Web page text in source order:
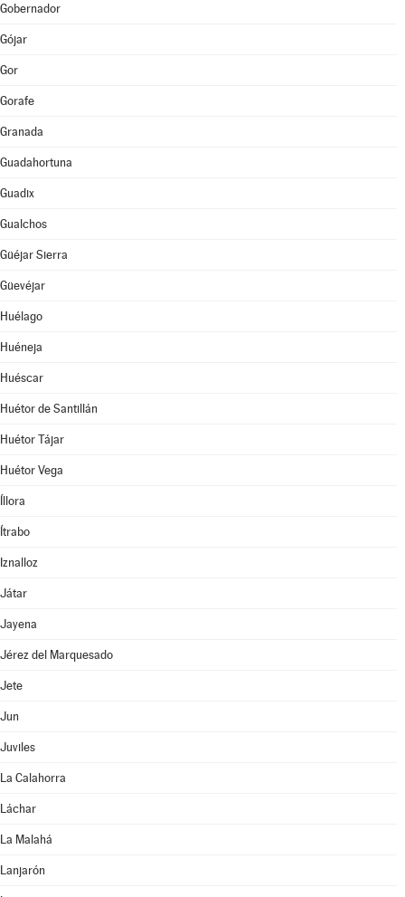
Gobernador
Gójar
Gor
Gorafe
Granada
Guadahortuna
Guadix
Gualchos
Güéjar Sierra
Güevéjar
Huélago
Huéneja
Huéscar
Huétor de Santillán
Huétor Tájar
Huétor Vega
Íllora
Ítrabo
Iznalloz
Játar
Jayena
Jérez del Marquesado
Jete
Jun
Juviles
La Calahorra
Láchar
La Malahá
Lanjarón